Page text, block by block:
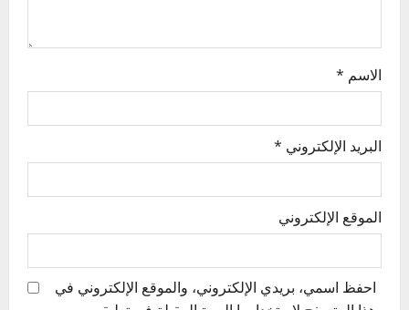
الاسم *
البريد الإلكتروني *
الموقع الإلكتروني
احفظ اسمي، بريدي الإلكتروني، والموقع الإلكتروني في